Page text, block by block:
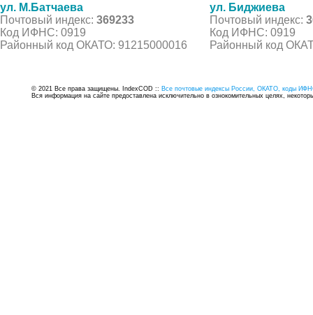
ул. М.Батчаева
Почтовый индекс: 369233
Код ИФНС: 0919
Районный код ОКАТО: 91215000016
ул. Биджиева
Почтовый индекс:
Код ИФНС: 0919
Районный код
© 2021 Все права защищены. IndexCOD :: Все почтовые индексы России, ОКАТО, коды
Вся информация на сайте предоставлена исключительно в ознокомительных целях,